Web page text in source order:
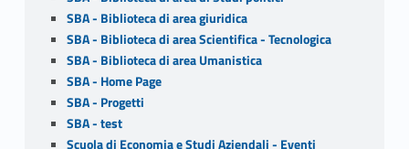
SBA - Biblioteca di area giuridica
SBA - Biblioteca di area Scientifica - Tecnologica
SBA - Biblioteca di area Umanistica
SBA - Home Page
SBA - Progetti
SBA - test
Scuola di Economia e Studi Aziendali - Eventi